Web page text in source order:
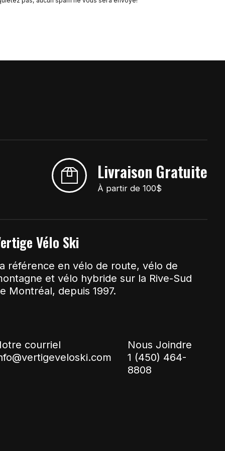
Livraison Gratuite
À partir de 100$
Vélo Ski
référence en vélo de route, vélo de
et vélo hybride sur la Rive-Sud
Montréal, depuis 1997.
courriel
Nous Joindre
1 (450) 464-
8808